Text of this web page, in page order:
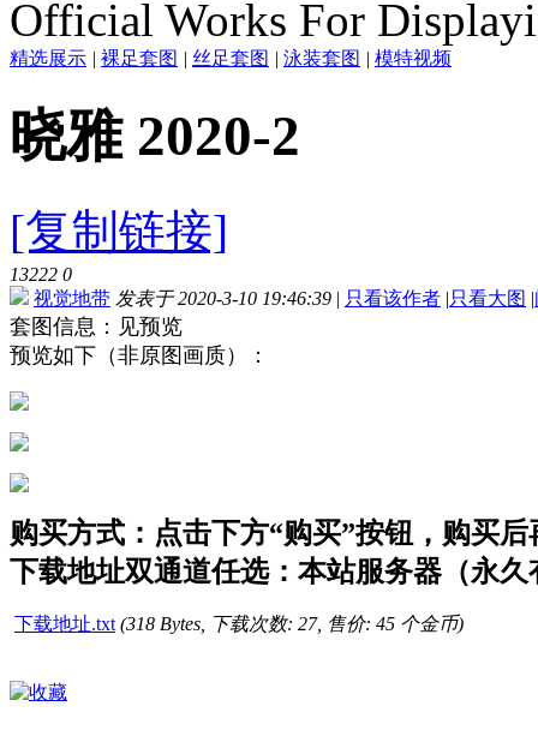
Official Works For
精选展示 | 裸足套图 | 丝足套图 | 泳装套图 | 模特视频
晓雅 2020-2
[复制链接]
13222 0
视觉地带 发表于 2020-3-10 19:46:39 | 只看该作者 |只看大图 |
套图信息：见预览
预览如下（非原图画质）：
购买方式：点击下方“购买”按钮，购买
下载地址双通道任选：本站服务器（永
下载地址.txt (318 Bytes, 下载次数: 27, 售价: 45 个金币)